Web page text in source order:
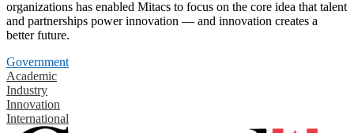
organizations has enabled Mitacs to focus on the core idea that talent
and partnerships power innovation — and innovation creates a
better future.
Government
Academic
Industry
Innovation
International